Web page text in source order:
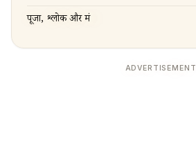
पूजा, श्लोक और मंत्र
ADVERTISEMENT